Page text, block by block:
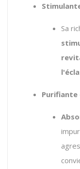
Sa
Purifiante